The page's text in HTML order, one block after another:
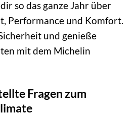
so das ganze Jahr über
Performance und Komfort.
und genieße
mit dem Michelin
Fragen zum